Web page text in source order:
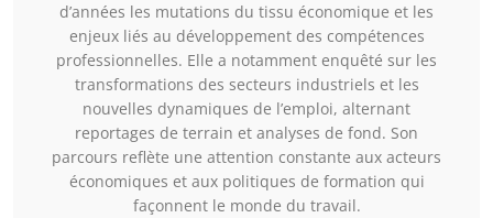
d’années les mutations du tissu économique et les
enjeux liés au développement des compétences
professionnelles. Elle a notamment enquêté sur les
transformations des secteurs industriels et les
nouvelles dynamiques de l’emploi, alternant
reportages de terrain et analyses de fond. Son
parcours reflète une attention constante aux acteurs
économiques et aux politiques de formation qui
façonnent le monde du travail.